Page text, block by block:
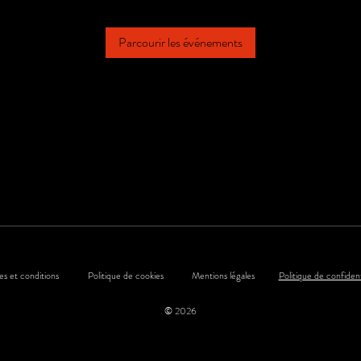
Parcourir les événements
et conditions Politique de cookies Mentions légales Politique de
© 2026